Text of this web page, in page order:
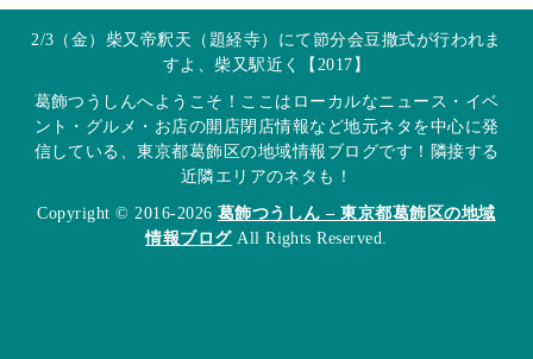
2/3（金）柴又帝釈天（題経寺）にて節分会豆撒式が行われま
すよ、柴又駅近く【2017】
葛飾つうしんへようこそ！ここはローカルなニュース・イベ
ント・グルメ・お店の開店閉店情報など地元ネタを中心に発
信している、東京都葛飾区の地域情報ブログです！隣接する
近隣エリアのネタも！
Copyright © 2016-2026 葛飾つうしん – 東京都葛飾区の地域
情報ブログAll Rights Reserved.